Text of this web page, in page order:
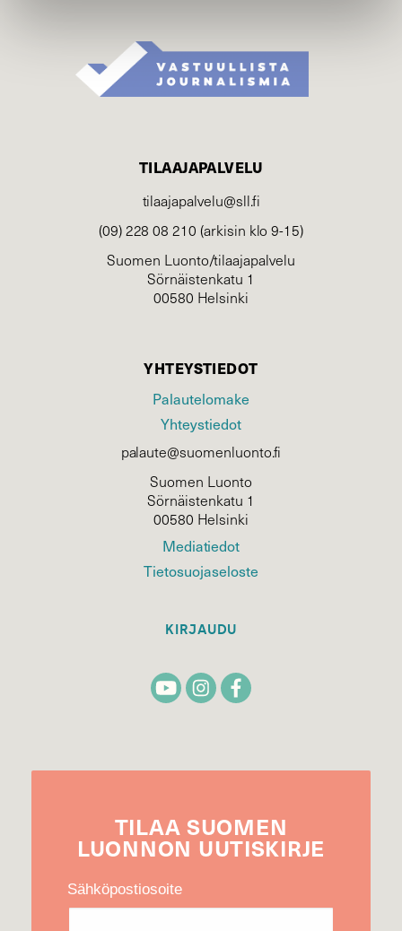
TILAAJAPALVELU
tilaajapalvelu@sll.fi
(09) 228 08 210 (arkisin klo 9-15)
Suomen Luonto/tilaajapalvelu
Sörnäistenkatu 1
00580 Helsinki
YHTEYSTIEDOT
Palautelomake
Yhteystiedot
palaute@suomenluonto.fi
Suomen Luonto
Sörnäistenkatu 1
00580 Helsinki
Mediatiedot
Tietosuojaseloste
KIRJAUDU
TILAA SUOMEN
LUONNON UUTIS­KIRJE
Sähköpostiosoite